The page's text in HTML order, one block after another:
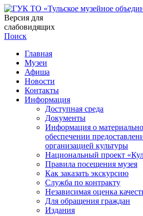
Версия для
слабовидящих
Поиск
Главная
Музеи
Афиша
Новости
Контакты
Информация
Доступная среда
Документы
Информация о
обеспечении
организацией культуры
Национальный проект
Правила посещения музея
Как заказать экскурсию
Служба по контракту
Независимая оценка
Для обращения граждан
Издания